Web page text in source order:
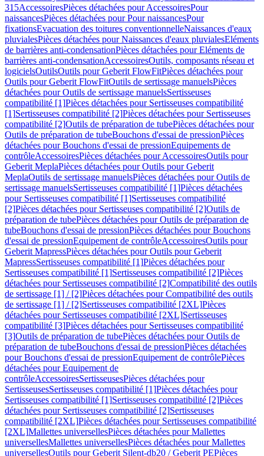
315AccessoiresPièces détachées pour AccessoiresPour
naissancesPièces détachées pour Pour naissancesPour
fixationsEvacuation des toitures conventionnelleNaissances d'eaux
pluvialesPièces détachées pour Naissances d'eaux pluvialesEléments
de barrières anti-condensationPièces détachées pour Eléments de
barrières anti-condensationAccessoiresOutils, composants réseau et
logicielsOutilsOutils pour Geberit FlowFitPièces détachées pour
Outils pour Geberit FlowFitOutils de sertissage manuelsPièces
détachées pour Outils de sertissage manuelsSertisseuses
compatibilité [1]Pièces détachées pour Sertisseuses compatibilité
[1]Sertisseuses compatibilité [2]Pièces détachées pour Sertisseuses
compatibilité [2]Outils de préparation de tubePièces détachées pour
Outils de préparation de tubeBouchons d'essai de pressionPièces
détachées pour Bouchons d'essai de pressionEquipements de
contrôleAccessoiresPièces détachées pour AccessoiresOutils pour
Geberit MeplaPièces détachées pour Outils pour Geberit
MeplaOutils de sertissage manuelsPièces détachées pour Outils de
sertissage manuelsSertisseuses compatibilité [1]Pièces détachées
pour Sertisseuses compatibilité [1]Sertisseuses compatibilité
[2]Pièces détachées pour Sertisseuses compatibilité [2]Outils de
préparation de tubePièces détachées pour Outils de préparation de
tubeBouchons d'essai de pressionPièces détachées pour Bouchons
d'essai de pressionEquipement de contrôleAccessoiresOutils pour
Geberit MapressPièces détachées pour Outils pour Geberit
MapressSertisseuses compatibilité [1]Pièces détachées pour
Sertisseuses compatibilité [1]Sertisseuses compatibilité [2]Pièces
détachées pour Sertisseuses compatibilité [2]Compatibilité des outils
de sertissage [1] / [2]Pièces détachées pour Compatibilité des outils
de sertissage [1] / [2]Sertisseuses compatibilité [2XL]Pièces
détachées pour Sertisseuses compatibilité [2XL]Sertisseuses
compatibilité [3]Pièces détachées pour Sertisseuses compatibilité
[3]Outils de préparation de tubePièces détachées pour Outils de
préparation de tubeBouchons d'essai de pressionPièces détachées
pour Bouchons d'essai de pressionEquipement de contrôlePièces
détachées pour Equipement de
contrôleAccessoiresSertisseusesPièces détachées pour
SertisseusesSertisseuses compatibilité [1]Pièces détachées pour
Sertisseuses compatibilité [1]Sertisseuses compatibilité [2]Pièces
détachées pour Sertisseuses compatibilité [2]Sertisseuses
compatibilité [2XL]Pièces détachées pour Sertisseuses compatibilité
[2XL]Mallettes universellesPièces détachées pour Mallettes
universellesMallettes universellesPièces détachées pour Mallettes
universellesOutils pour Geberit Silent-db20 / Geberit PEPièces